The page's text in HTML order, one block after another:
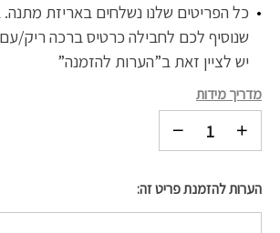
כל הפריטים שלנו נשלחים באריזת מתנה.
שנוסיף לכם לחבילה כרטיס ברכה ריק/
יש לציין זאת ב”הערות להזמנה”
מדריך מידות
הערות להזמנת פריט זה: